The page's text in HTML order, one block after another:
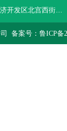
备案号：鲁ICP备